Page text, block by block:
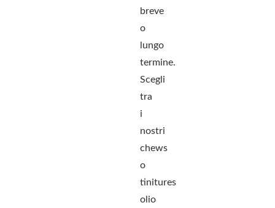
breve
o
lungo
termine.
Scegli
tra
i
nostri
chews
o
tinitures
olio